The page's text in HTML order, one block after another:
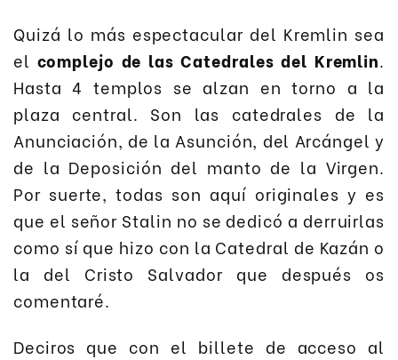
Quizá lo más espectacular del Kremlin sea
el complejo de las Catedrales del Kremlin.
Hasta 4 templos se alzan en torno a la
plaza central. Son las catedrales de la
Anunciación, de la Asunción, del Arcángel y
de la Deposición del manto de la Virgen.
Por suerte, todas son aquí originales y es
que el señor Stalin no se dedicó a derruirlas
como sí que hizo con la Catedral de Kazán o
la del Cristo Salvador que después os
comentaré.
Deciros que con el billete de acceso al